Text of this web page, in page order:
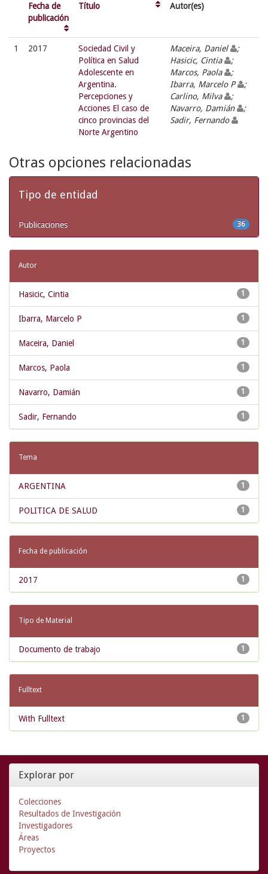
Fecha de
publicación
Título Autor(es)
1 2017
Sociedad Civil y
Política en Salud
Adolescente en
Argentina.
Percepciones y
Acciones El caso de
cinco provincias del
Norte Argentino
Maceira, Daniel
;
Hasicic, Cintia
;
Marcos, Paola
;
Ibarra, Marcelo P
;
Carlino, Milva
;
Navarro, Damián
;
Sadir, Fernando
Otras opciones relacionadas
Tipo de entidad
36
Publicaciones
Autor
1
Hasicic, Cintia
1
Ibarra, Marcelo P
1
Maceira, Daniel
1
Marcos, Paola
1
Navarro, Damián
1
Sadir, Fernando
Tema
1
ARGENTINA
1
POLITICA DE SALUD
Fecha de publicación
1
2017
Tipo de Material
1
Documento de trabajo
Fulltext
1
With Fulltext
Explorar por
Colecciones
Resultados de Investigación
Investigadores
Áreas
Proyectos